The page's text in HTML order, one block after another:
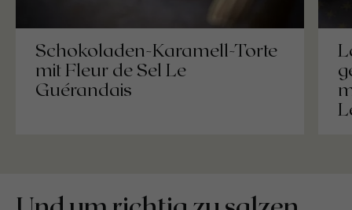
Schokoladen-Karamell-Torte
mit Fleur de Sel Le
Guérandais